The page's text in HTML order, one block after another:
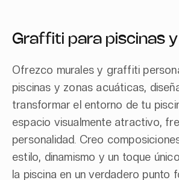
Graffiti para piscinas
Ofrezco murales y graffiti
piscinas y zonas acuáticas,
transformar el entorno de tu
espacio visualmente atractivo,
personalidad. Creo
estilo, dinamismo y un toque
la piscina en un verdadero punto